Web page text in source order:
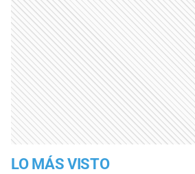
LO MÁS VISTO